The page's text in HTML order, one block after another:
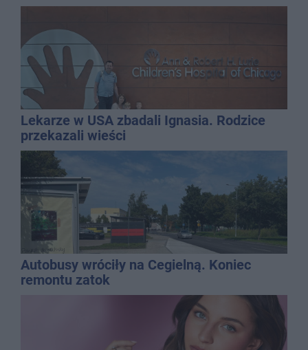
Lekarze w USA zbadali Ignasia. Rodzice
przekazali wieści
Autobusy wróciły na Cegielną. Koniec
remontu zatok